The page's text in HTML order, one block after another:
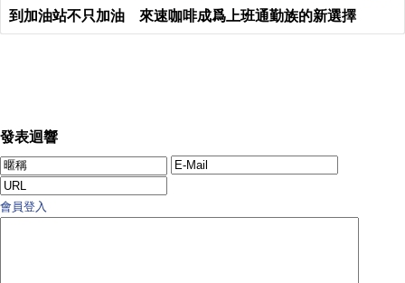
到加油站不只加油 來速咖啡成爲上班通勤族的新選擇
發表迴響
會員登入